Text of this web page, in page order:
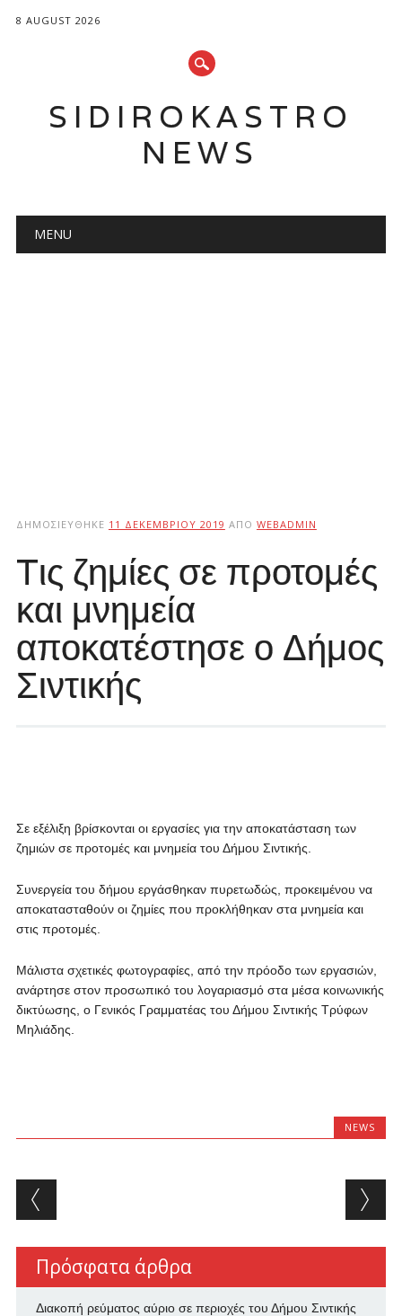
8 AUGUST 2026
SIDIROKASTRO
NEWS
Main menu
MENU
ΔΗΜΟΣΙΕΎΘΗΚΕ 11 ΔΕΚΕΜΒΡΊΟΥ 2019 ΑΠΌ WEBADMIN
Tις ζημίες σε προτομές
και μνημεία
αποκατέστησε ο Δήμος
Σιντικής
Σε εξέλιξη βρίσκονται οι εργασίες για την αποκατάσταση των
ζημιών σε προτομές και μνημεία του Δήμου Σιντικής.
Συνεργεία του δήμου εργάσθηκαν πυρετωδώς, προκειμένου να
αποκατασταθούν οι ζημίες που προκλήθηκαν στα μνημεία και
στις προτομές.
Μάλιστα σχετικές φωτογραφίες, από την πρόοδο των εργασιών,
ανάρτησε στον προσωπικό του λογαριασμό στα μέσα κοινωνικής
δικτύωσης, ο Γενικός Γραμματέας του Δήμου Σιντικής Τρύφων
Μηλιάδης.
NEWS
Post navigation
Πρόσφατα άρθρα
Διακοπή ρεύματος αύριο σε περιοχές του Δήμου Σιντικής